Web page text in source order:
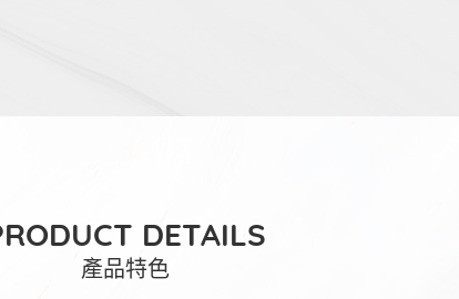
DETAILS
產品特色